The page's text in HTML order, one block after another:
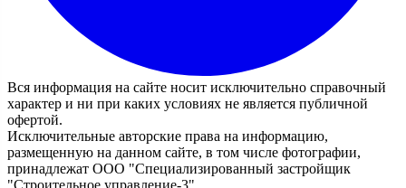
Вся информация на сайте носит исключительно справочный
характер и ни при каких условиях не является публичной
офертой.
Исключительные авторские права на информацию,
размещенную на данном сайте, в том числе фотографии,
принадлежат ООО "Специализированный застройщик
"Строительное управление-3"